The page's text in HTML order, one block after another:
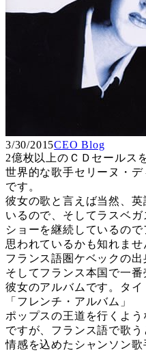
3/30/2015CEO Blog
2億枚以上のＣＤセールス
世界的な歌手セリーヌ・デ
です。
彼女の歌と言えば当然、英
いるので、そしてラスベガ
ショーを継続しているの
思われているかも知れま
フランス語圏ケベックの出
そしてフランス本国で一番
彼女のアルバムです。タイ
「フレンチ・アルバム」
ポップスの王道を行くよう
ですが、フランス語で歌う
情感を込めたシャンソン歌